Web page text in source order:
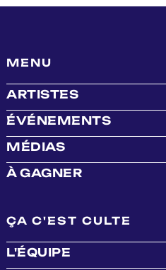
MENU
ARTISTES
ÉVÉNEMENTS
MÉDIAS
À GAGNER
ÇA C'EST CULTE
L'ÉQUIPE